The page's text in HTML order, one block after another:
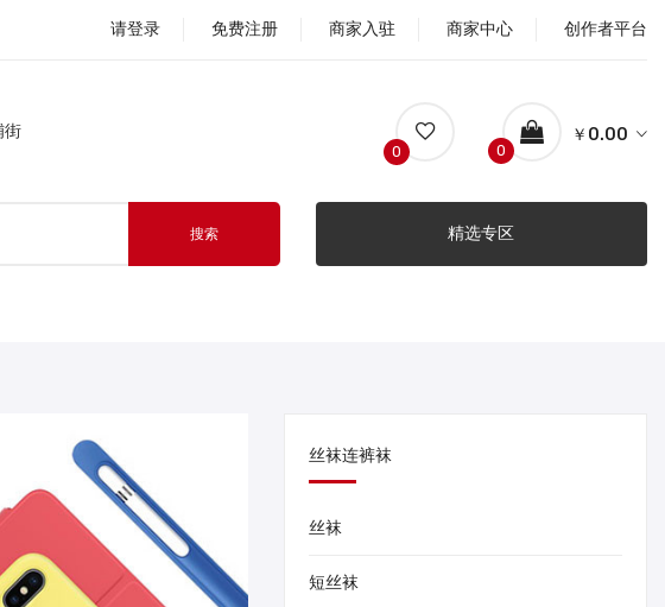
请登录 免费注册 商家入驻 商家中心 创作者平台
街
0
￥0.00
0
搜索 精选专区
丝袜连裤袜
丝袜
短丝袜